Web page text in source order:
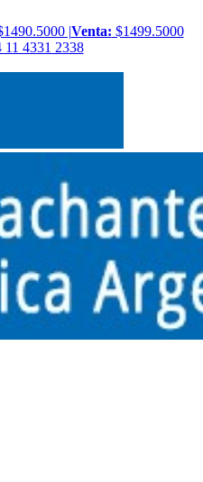
|Venta: $1499.5000
11 4331 2338